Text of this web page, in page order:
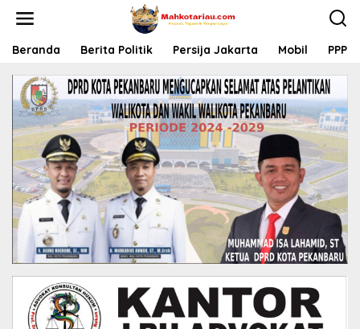
Beranda Berita Politik Persija Jakarta Mobil PPP